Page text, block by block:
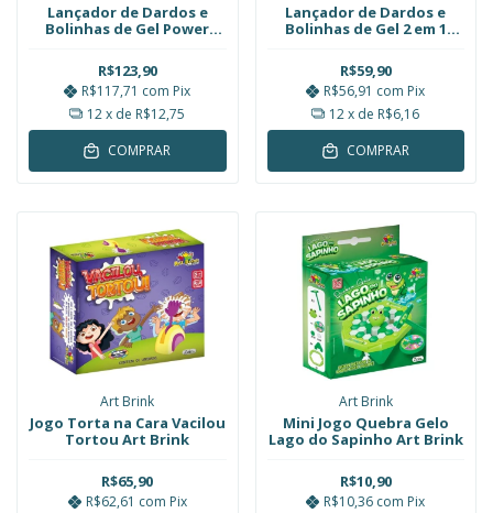
Lançador de Dardos e
Bolinhas de Gel Power
Óculos Art Brink
R$123,90
R$117,71 com Pix
12x de R$12,75
COMPRAR
Lançador de Dardos e
Bolinhas de Gel 2 em 1
R$59,90
R$56,91 com Pix
12x de R$6,16
COMPRAR
Art Brink
Jogo Torta na Cara Vacilou
Tortou Art Brink
R$65,90
R$62,61 com Pix
Art Brink
Mini Jogo Quebra Gelo
Lago do Sapinho Art Brink
R$10,90
R$10,36 com Pix